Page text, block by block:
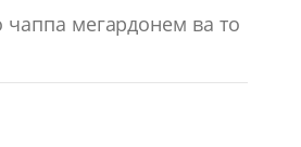
мегардонем ва то